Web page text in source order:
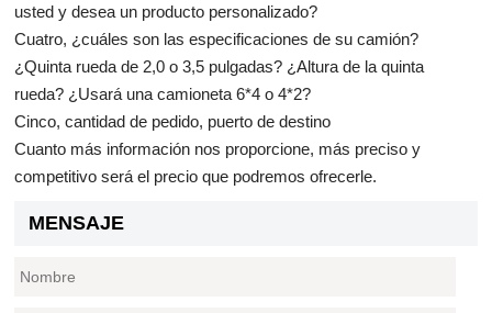
usted y desea un producto personalizado?
Cuatro, ¿cuáles son las especificaciones de su camión?
¿Quinta rueda de 2,0 o 3,5 pulgadas? ¿Altura de la quinta
rueda? ¿Usará una camioneta 6*4 o 4*2?
Cinco, cantidad de pedido, puerto de destino
Cuanto más información nos proporcione, más preciso y
competitivo será el precio que podremos ofrecerle.
MENSAJE